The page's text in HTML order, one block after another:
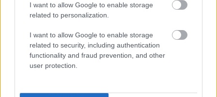
I want to allow Google to enable storage
related to personalization.
I want to allow Google to enable storage
related to security, including authentication
functionality and fraud prevention, and other
user protection.
Íme, az aranykori Budapest
titokzatos, kék szemű lédije!